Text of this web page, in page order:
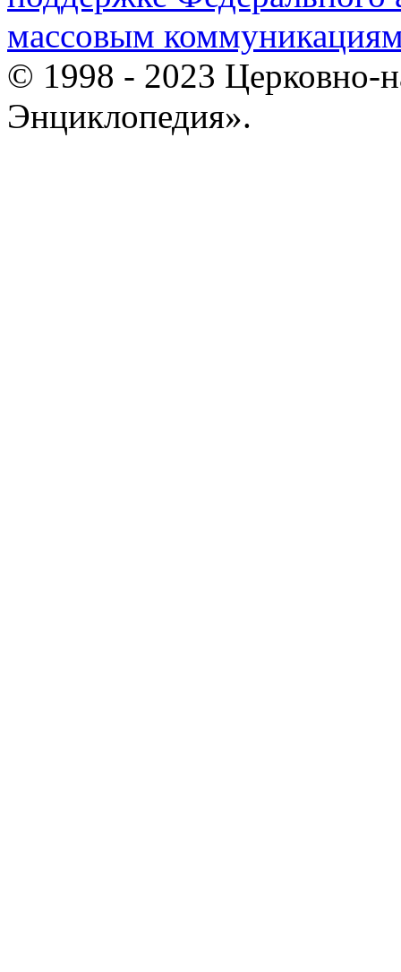
массовым
© 1998 - 2023 Церковно-
Энциклопедия».